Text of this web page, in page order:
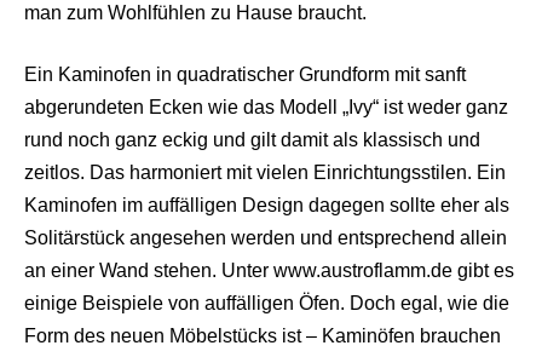
man zum Wohlfühlen zu Hause braucht.
Ein Kaminofen in quadratischer Grundform mit sanft
abgerundeten Ecken wie das Modell „Ivy“ ist weder ganz
rund noch ganz eckig und gilt damit als klassisch und
zeitlos. Das harmoniert mit vielen Einrichtungsstilen. Ein
Kaminofen im auffälligen Design dagegen sollte eher als
Solitärstück angesehen werden und entsprechend allein
an einer Wand stehen. Unter www.austroflamm.de gibt es
einige Beispiele von auffälligen Öfen. Doch egal, wie die
Form des neuen Möbelstücks ist – Kaminöfen brauchen